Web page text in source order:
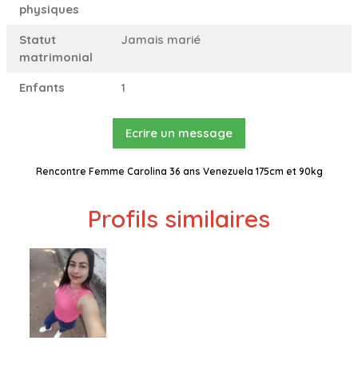
physiques
Statut
matrimonial
Jamais marié
Enfants 1
Ecrire un message
Rencontre Femme Carolina 36 ans Venezuela 175cm et 90kg
Profils similaires